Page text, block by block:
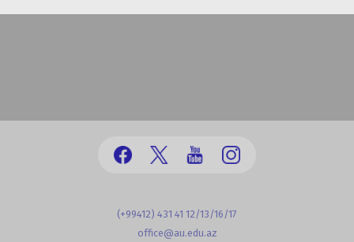
(+99412) 431 41 12/13/16/17
office@au.edu.az